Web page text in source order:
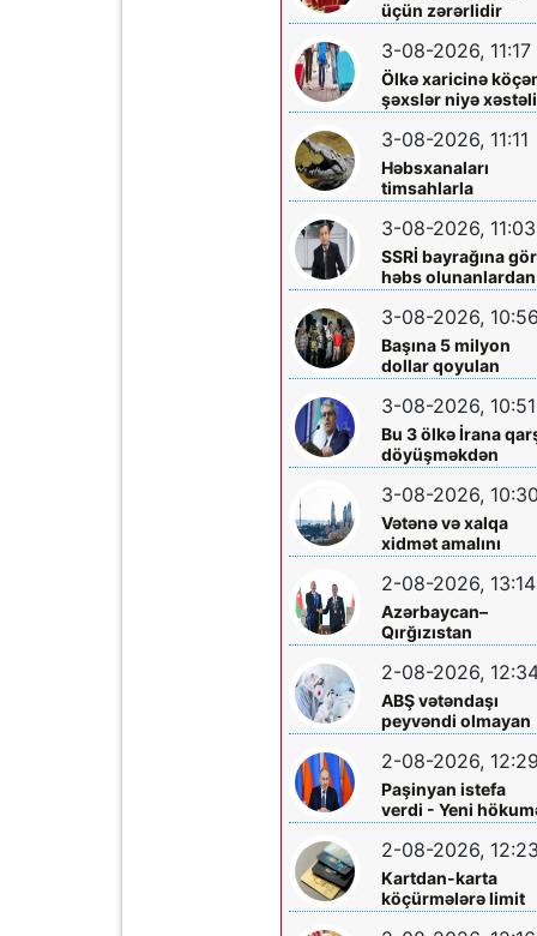
üçün zərərlidir
3-08-2026, 11:17
Ölkə xaricinə
şəxslər niyə
tapırlar?
3-08-2026, 11:11
Həbsxanaları
timsahlarla
mühafizə etmək
planı - Qalmaqal
yaratdı
3-08-2026, 11:03
SSRİ bayrağına
həbs olunanlardan
biri Elçin Bayramlı
imiş
3-08-2026, 10:56
Başına 5 milyon
dollar qoyulan
“Ponço” belə həbs
edildi
3-08-2026, 10:51
Bu 3 ölkə İrana
döyüşməkdən
imtina etdi - XİN
rəsmisi açıqladı
3-08-2026, 10:30
Vətənə və xalqa
xidmət amalını
yaşadan iş adamı –
Üzeyir İsmayılov
2-08-2026, 13:14
Azərbaycan–
Qırğızıstan
münasibətləri Orta
Dəhlizin inkişafına
təkan verir
2-08-2026,
ABŞ vətəndaşı
peyvəndi olmayan
nadir virusa
2-08-2026, 12:29
Paşinyan istefa
verdi - Yeni
formalaşdırılır
2-08-2026, 12:23
Kartdan-karta
köçürmələrə limit
qoyuldu